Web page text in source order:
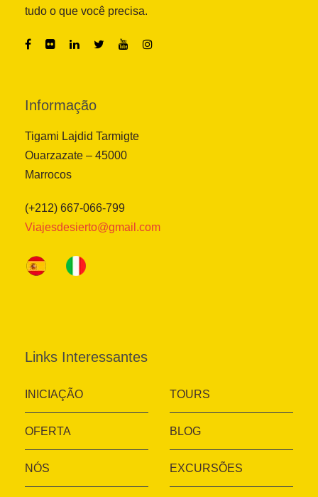
tudo o que você precisa.
Informação
Tigami Lajdid Tarmigte
Ouarzazate – 45000
Marrocos
(+212) 667-066-799
Viajesdesierto@gmail.com
Links Interessantes
INICIAÇÃO TOURS
OFERTA BLOG
NÓS EXCURSÕES